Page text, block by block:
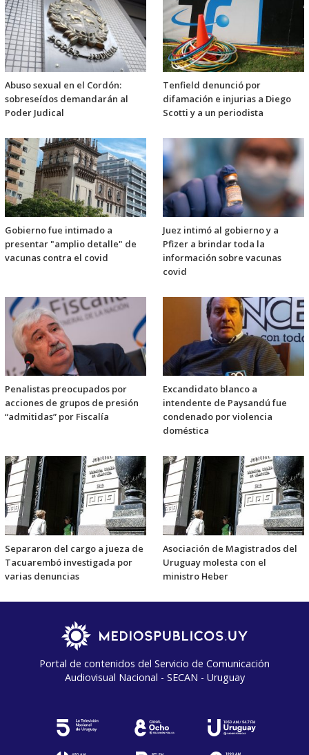
Abuso sexual en el Cordón:
sobreseídos demandarán al
Poder Judical
Tenfield denunció por
difamación e injurias a Diego
Scotti y a un periodista
Gobierno fue intimado a
presentar "amplio detalle" de
vacunas contra el covid
Juez intimó al gobierno y a
Pfizer a brindar toda la
información sobre vacunas
covid
Penalistas preocupados por
acciones de grupos de presión
“admitidas” por Fiscalía
Excandidato blanco a
intendente de Paysandú fue
condenado por violencia
doméstica
Separaron del cargo a jueza de
Tacuarembó investigada por
varias denuncias
Asociación de Magistrados del
Uruguay molesta con el
ministro Heber
Portal de contenidos del Servicio de Comunicación
Audiovisual Nacional - SECAN - Uruguay